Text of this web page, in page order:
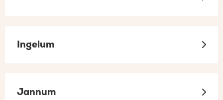
Ingelum
Jannum